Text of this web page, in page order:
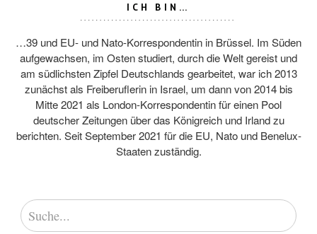
ICH BIN…
…39 und EU- und Nato-Korrespondentin in Brüssel. Im Süden
aufgewachsen, im Osten studiert, durch die Welt gereist und
am südlichsten Zipfel Deutschlands gearbeitet, war ich 2013
zunächst als Freiberuflerin in Israel, um dann von 2014 bis
Mitte 2021 als London-Korrespondentin für einen Pool
deutscher Zeitungen über das Königreich und Irland zu
berichten. Seit September 2021 für die EU, Nato und Benelux-
Staaten zuständig.